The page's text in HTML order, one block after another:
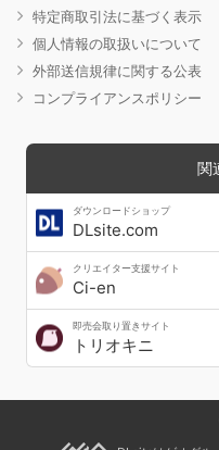
特定商取引法に基づく表示
個人情報の取扱いについて
外部送信規律に関する公表
コンプライアンスポリシー
関
ダウンロードショップ
DLsite.com
クリエイター支援サイト
Ci-en
即売会取り置きサイト
トリオキニ